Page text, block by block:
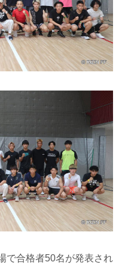
で合格者50名が発表され